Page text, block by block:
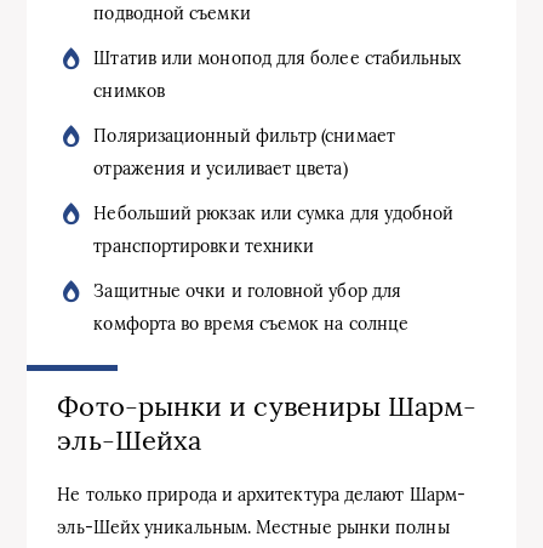
подводной съемки
Штатив или монопод для более стабильных
снимков
Поляризационный фильтр (снимает
отражения и усиливает цвета)
Небольший рюкзак или сумка для удобной
транспортировки техники
Защитные очки и головной убор для
комфорта во время съемок на солнце
Фото-рынки и сувениры Шарм-
эль-Шейха
Не только природа и архитектура делают Шарм-
эль-Шейх уникальным. Местные рынки полны